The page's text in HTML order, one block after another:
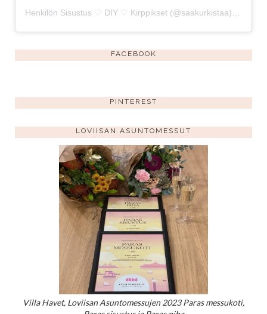
FACEBOOK
PINTEREST
LOVIISAN ASUNTOMESSUT
Villa Havet, Loviisan Asuntomessujen 2023 Paras messukoti,